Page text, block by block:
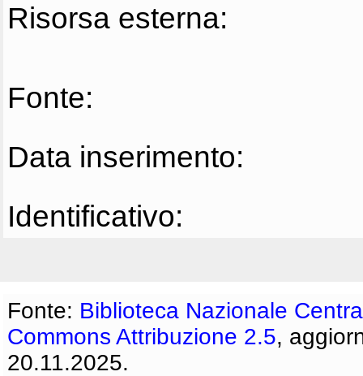
Risorsa esterna:
Fonte:
Data inserimento:
Identificativo:
Fonte: Biblioteca Nazionale
Commons Attribuzione 2.5,
20.11.2025.